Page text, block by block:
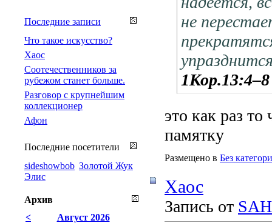
не
1Кор.13:4–8
это как раз то
памятку
Размещено в Без
Хаос
Запись от SAH
Последние записи
Что такое искусство?
Хаос
Соотечественников за
рубежом станет больше.
Разговор с крупнейшим
коллекционер
Афон
Последние посетители
sideshowbob Золотой Жук
Элис
Архив
<
Август 2026